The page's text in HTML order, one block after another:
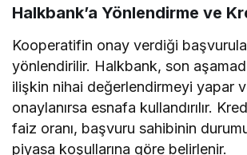
Halkbank’a Yönlendirme ve
Kooperatifin onay verdiği
yönlendirilir. Halkbank, son
ilişkin nihai değerlendirmeyi yapar
onaylanırsa esnafa kullandırılır.
faiz oranı, başvuru sahibinin
piyasa koşullarına göre belirlenir.